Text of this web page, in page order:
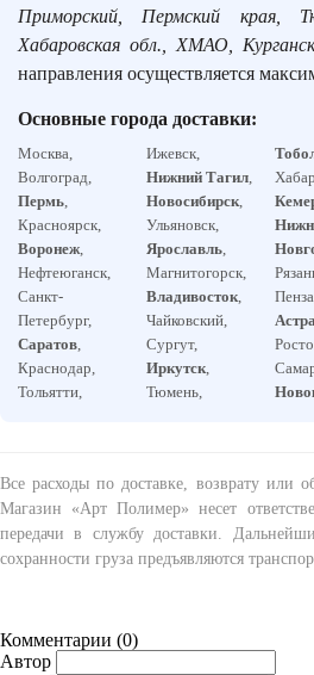
Приморский, Пермский края,
Хабаровская обл., ХМАО,
направления осуществляется
Основные города доставки:
Москва,
Волгоград,
Пермь,
Красноярск,
Воронеж,
Нефтеюганск,
Санкт-
Петербург,
Саратов,
Краснодар,
Тольятти,
Ижевск,
Нижний Тагил,
Новосибирск,
Ульяновск,
Ярославль,
Магнитогорск,
Владивосток,
Чайковский,
Сургут,
Иркутск,
Тюмень,
Все расходы по доставке, возврату или
Магазин «Арт Полимер» несет
передачи в службу доставки.
сохранности груза предъявляются
Комментарии (0)
Автор